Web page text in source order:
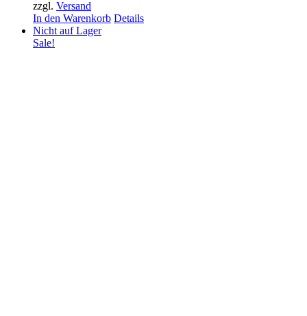
zzgl. Versand
In den Warenkorb Details
Nicht auf Lager
Sale!